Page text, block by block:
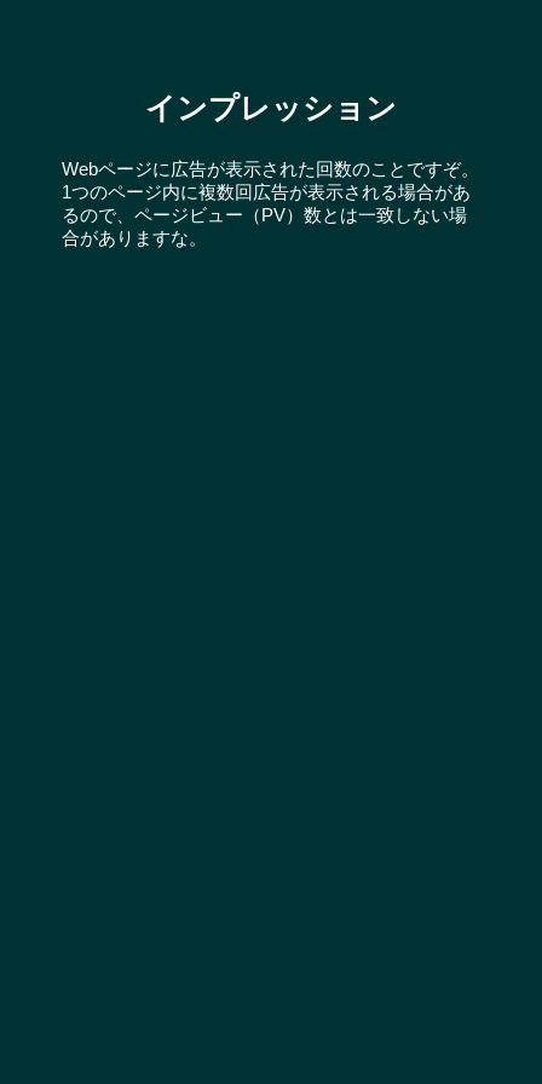
インプレッション
Webページに広告が表示された回数のことですぞ。
1つのページ内に複数回広告が表示される場合があ
るので、ページビュー（PV）数とは一致しない場
合がありますな。